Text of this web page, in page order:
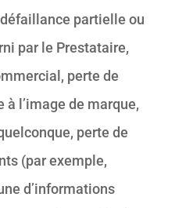
partielle ou
par le Prestataire,
perte de
l’image de marque,
perte de
(par exemple,
d’informations